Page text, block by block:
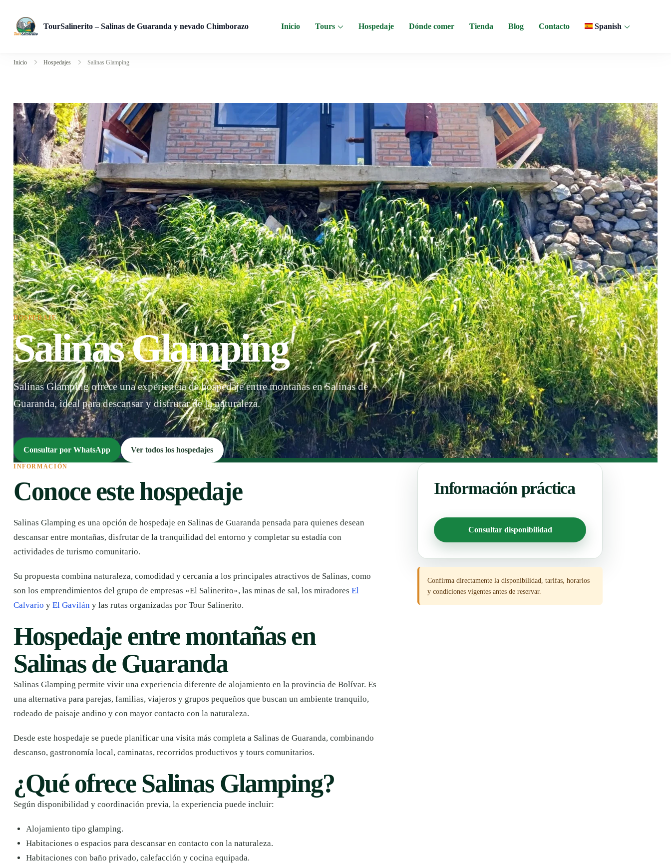
TourSalinerito – Salinas de Guaranda y nevado Chimborazo Inicio Tours Hospedaje Dónde comer Tienda Blog Contacto Spanish
Inicio Hospedajes Salinas Glamping
HOSPEDAJE
Salinas Glamping
Salinas Glamping ofrece una experiencia de hospedaje entre montañas en Salinas de
Guaranda, ideal para descansar y disfrutar de la naturaleza.
Consultar por WhatsApp Ver todos los hospedajes
INFORMACIÓN
Conoce este hospedaje
Salinas Glamping es una opción de hospedaje en Salinas de Guaranda pensada para quienes desean
descansar entre montañas, disfrutar de la tranquilidad del entorno y completar su estadía con
actividades de turismo comunitario.
Su propuesta combina naturaleza, comodidad y cercanía a los principales atractivos de Salinas, como
son los emprendimientos del grupo de empresas «El Salinerito», las minas de sal, los miradores El
Calvario y El Gavilán y las rutas organizadas por Tour Salinerito.
Hospedaje entre montañas en
Salinas de Guaranda
Salinas Glamping permite vivir una experiencia diferente de alojamiento en la provincia de Bolívar. Es
una alternativa para parejas, familias, viajeros y grupos pequeños que buscan un ambiente tranquilo,
rodeado de paisaje andino y con mayor contacto con la naturaleza.
Desde este hospedaje se puede planificar una visita más completa a Salinas de Guaranda, combinando
descanso, gastronomía local, caminatas, recorridos productivos y tours comunitarios.
¿Qué ofrece Salinas Glamping?
Según disponibilidad y coordinación previa, la experiencia puede incluir:
Alojamiento tipo glamping.
Habitaciones o espacios para descansar en contacto con la naturaleza.
Habitaciones con baño privado, calefacción y cocina equipada.
Información práctica
Consultar disponibilidad
Confirma directamente la disponibilidad, tarifas, horarios
y condiciones vigentes antes de reservar.